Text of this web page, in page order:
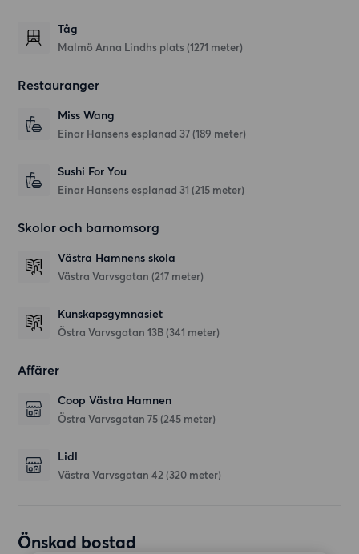
Tåg
Malmö Anna Lindhs plats (1271 meter)
Restauranger
Miss Wang
Einar Hansens esplanad 37 (189 meter)
Sushi For You
Einar Hansens esplanad 31 (215 meter)
Skolor och barnomsorg
Västra Hamnens skola
Västra Varvsgatan (217 meter)
Kunskapsgymnasiet
Östra Varvsgatan 13B (341 meter)
Affärer
Coop Västra Hamnen
Östra Varvsgatan 75 (245 meter)
Lidl
Västra Varvsgatan 42 (320 meter)
Önskad bostad